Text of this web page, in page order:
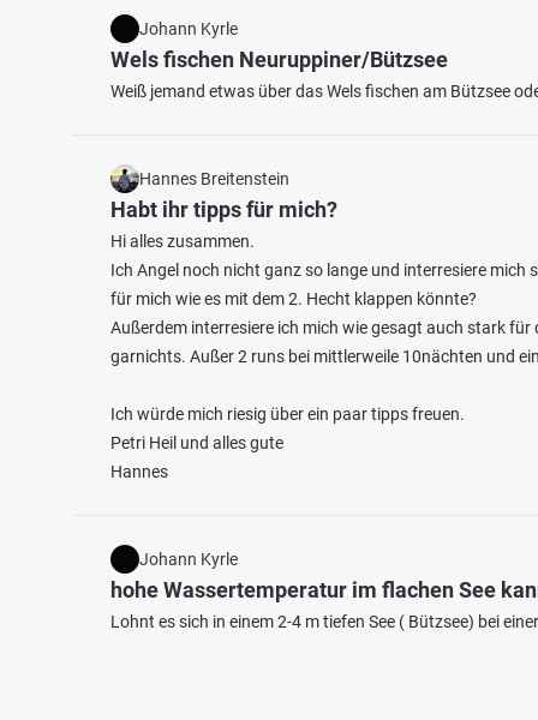
Johann Kyrle
Wels fischen Neuruppiner/Bützsee
Weiß jemand etwas über das Wels fischen am Bützsee
Hannes Breitenstein
Habt ihr tipps für mich?
Hi alles zusammen.
Ich Angel noch nicht ganz so lange und interresiere
für mich wie es mit dem 2. Hecht klappen könnte?
Außerdem interresiere ich mich wie gesagt auch stark
garnichts. Außer 2 runs bei mittlerweile 10nächten und
Ich würde mich riesig über ein paar tipps freuen.
Petri Heil und alles gute
Hannes
Johann Kyrle
hohe Wassertemperatur im flachen See
Lohnt es sich in einem 2-4 m tiefen See ( Bützsee) bei